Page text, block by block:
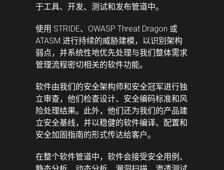
于工具、开发、测试和发布管道中。
使用 STRIDE、OWASP Threat Dragon 或
ATASM 进行持续的威胁建模，以识别架构
弱点，并系统性地优先处理与我们整体需求
管理流程密切相关的软件功能。
软件由我们的安全架构师和安全冠军进行独
立审查，他们检查设计、安全编码标准和风
险处理结果。此外，他们还为我们的产品建
立安全基线，并以稳健的软件编译、配置和
安全加固指南的形式传达给客户。
在整个软件管道中，软件会接受安全用例、